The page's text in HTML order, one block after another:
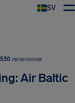
SV
recensioner
Air Baltic